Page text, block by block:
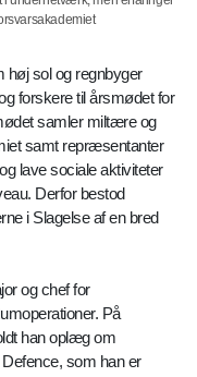
høj sol og regnbyger
forskere til årsmødet for
samler miltære og
samt repræsentanter
lave sociale aktiviteter
Derfor bestod
i Slagelse af en bred
og chef for
På
han oplæg om
som han er